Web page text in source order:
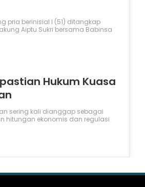
pria berinisial I (51) ditangkap
Aiptu Sukri bersama Babinsa
Hukum Kuasa
sering kali dianggap sebagai
hitungan ekonomis dan regulasi